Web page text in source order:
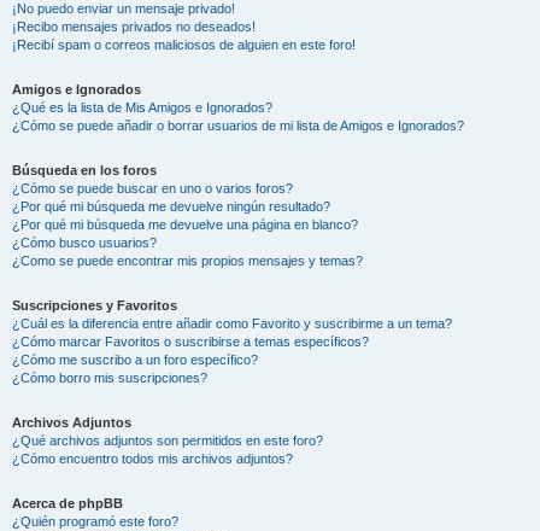
¡No puedo enviar un mensaje privado!
¡Recibo mensajes privados no deseados!
¡Recibí spam o correos maliciosos de alguien en este foro!
Amigos e Ignorados
¿Qué es la lista de Mis Amigos e Ignorados?
¿Cómo se puede añadir o borrar usuarios de mi lista de Amigos e Ignorados?
Búsqueda en los foros
¿Cómo se puede buscar en uno o varios foros?
¿Por qué mi búsqueda me devuelve ningún resultado?
¿Por qué mi búsqueda me devuelve una página en blanco?
¿Cómo busco usuarios?
¿Como se puede encontrar mis propios mensajes y temas?
Suscripciones y Favoritos
¿Cuál es la diferencia entre añadir como Favorito y suscribirme a un tema?
¿Cómo marcar Favoritos o suscribirse a temas específicos?
¿Cómo me suscribo a un foro específico?
¿Cómo borro mis suscripciones?
Archivos Adjuntos
¿Qué archivos adjuntos son permitidos en este foro?
¿Cómo encuentro todos mis archivos adjuntos?
Acerca de phpBB
¿Quién programó este foro?